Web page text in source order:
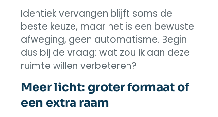
Identiek vervangen blijft soms de
beste keuze, maar het is een bewuste
afweging, geen automatisme. Begin
dus bij de vraag: wat zou ik aan deze
ruimte willen verbeteren?
Meer licht: groter formaat of
een extra raam